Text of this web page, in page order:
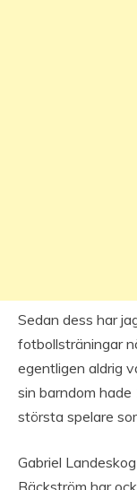
Sedan dess har
fotbollsträningar
egentligen aldrig
sin barndom
största spelare
Gabriel
Bäckström har